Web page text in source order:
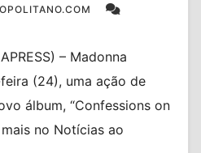
– Madonna
(24), uma ação de
álbum, “Confessions on
no Notícias ao